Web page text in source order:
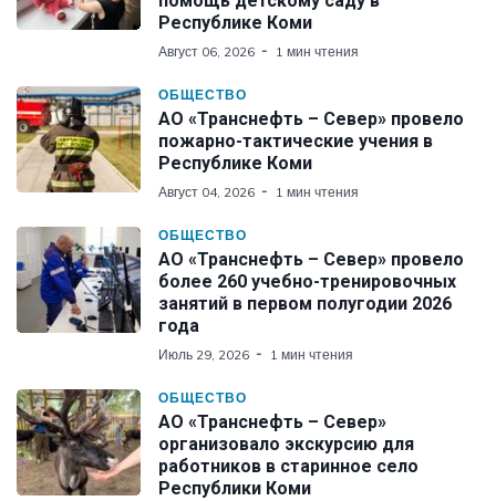
Республике Коми
Август 06, 2026 1 мин чтения
ОБЩЕСТВО
АО «Транснефть – Север» провело
пожарно-тактические учения в
Республике Коми
Август 04, 2026 1 мин чтения
ОБЩЕСТВО
АО «Транснефть – Север» провело
более 260 учебно-тренировочных
занятий в первом полугодии 2026
года
Июль 29, 2026 1 мин чтения
ОБЩЕСТВО
АО «Транснефть – Север»
организовало экскурсию для
работников в старинное село
Республики Коми